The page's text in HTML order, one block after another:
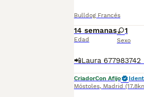
Bulldog Francés
14 semanas
Edad
1
Sexo
CriadorCon Afijo
Móstoles, Madrid